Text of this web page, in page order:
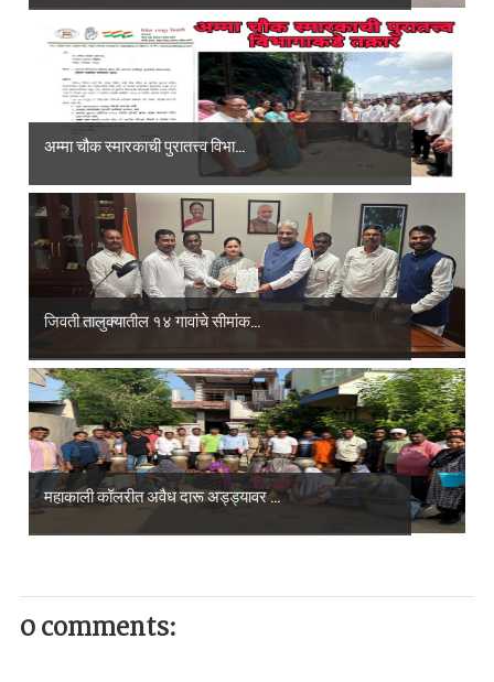
अम्मा चौक स्मारकाची पुरातत्त्व विभा...
जिवती तालुक्यातील १४ गावांचे सीमांक...
महाकाली कॉलरीत अवैध दारू अड्ड्यावर ...
0 comments: